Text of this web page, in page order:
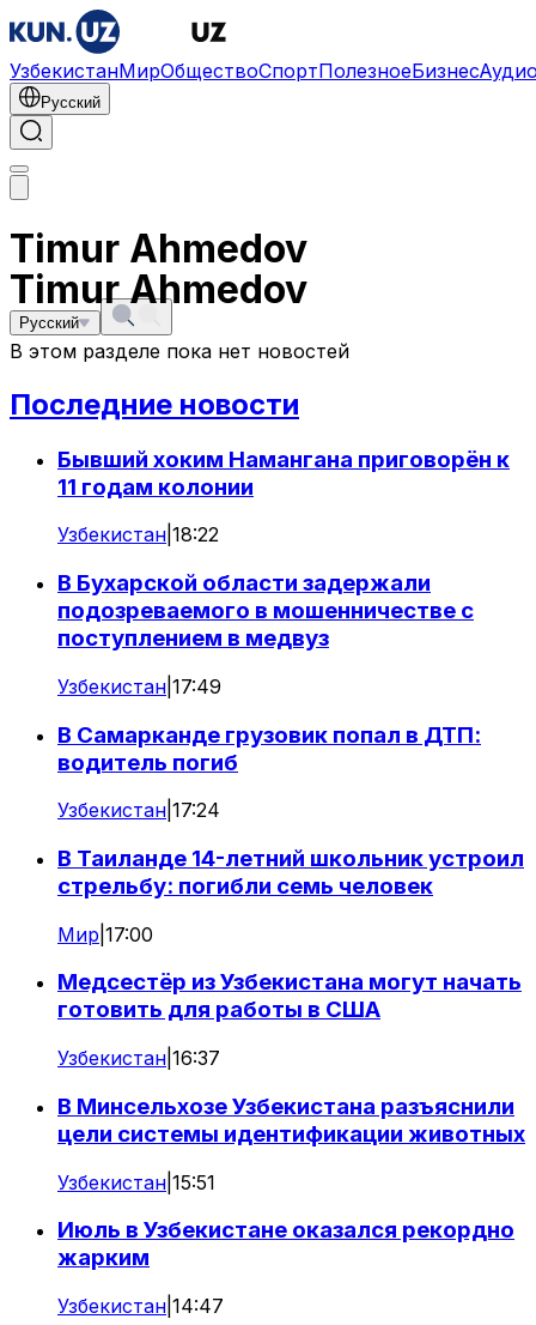
УзбекистанМирОбществоСпортПолезноеБизнес
Русский
Timur Ahmedov
Русский
Timur Ahmedov
В этом разделе пока нет новостей
Последние новости
Бывший хоким Намангана приговорён к
11 годам колонии
Узбекистан 18:22
В Бухарской области задержали
подозреваемого в мошенничестве с
поступлением в медвуз
Узбекистан 17:49
В Самарканде грузовик попал в ДТП:
водитель погиб
Узбекистан 17:24
В Таиланде 14-летний школьник устроил
стрельбу: погибли семь человек
Мир 17:00
Медсестёр из Узбекистана могут начать
готовить для работы в США
Узбекистан 16:37
В Минсельхозе Узбекистана разъяснили
цели системы идентификации животных
Узбекистан 15:51
Июль в Узбекистане оказался рекордно
жарким
Узбекистан 14:47